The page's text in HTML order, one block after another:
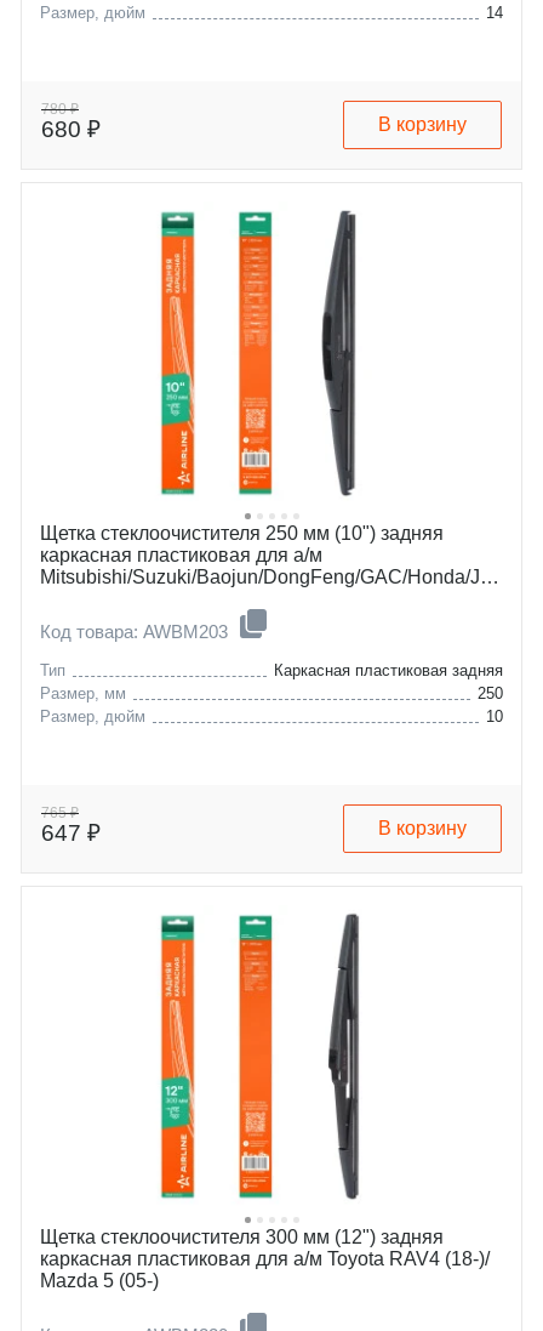
Размер, дюйм
14
780 ₽
680 ₽ В корзину
Щетка стеклоочистителя 250 мм (10") задняя
каркасная пластиковая для а/м
Mitsubishi/Suzuki/Baojun/DongFeng/GAC/Honda/JAC/Jetour/Mazda
Код товара: AWBM203
Тип
Каркасная пластиковая задняя
Размер, мм
250
Размер, дюйм
10
765 ₽
647 ₽ В корзину
Щетка стеклоочистителя 300 мм (12") задняя
каркасная пластиковая для а/м Toyota RAV4 (18-)/
Mazda 5 (05-)